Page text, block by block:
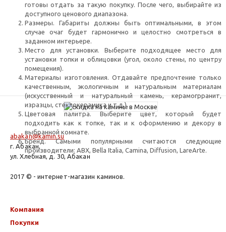
готовы отдать за такую покупку. После чего, выбирайте из
доступного ценового диапазона.
Размеры. Габариты должны быть оптимальными, в этом
случае очаг будет гармонично и целостно смотреться в
заданном интерьере.
Место для установки. Выберите подходящее место для
установки топки и облицовки (угол, около стены, по центру
помещения).
Материалы изготовления. Отдавайте предпочтение только
качественным, экологичным и натуральным материалам
(искусственный и натуральный камень, керамогрранит,
изразцы, стеклокерамика и т.д.).
Цветовая палитра. Выберите цвет, который будет
подходить как к топке, так и к оформлению и декору в
выбранной комнате.
Бренд. Самыми популярными считаются следующие
производители: ABX, Bella Italia, Camina, Diffusion, LareArte.
abakan@kamin.su
г. Абакан,
ул. Хлебная, д. 30, Абакан
2017 © - интернет-магазин каминов.
Компания
Покупки